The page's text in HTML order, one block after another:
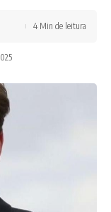
4 Min de leitura